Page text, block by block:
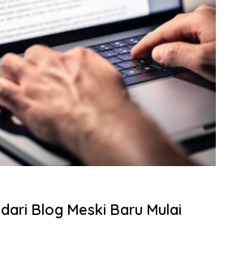
Blog Meski Baru Mulai